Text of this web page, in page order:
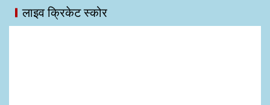
लाइव क्रिकेट स्कोर